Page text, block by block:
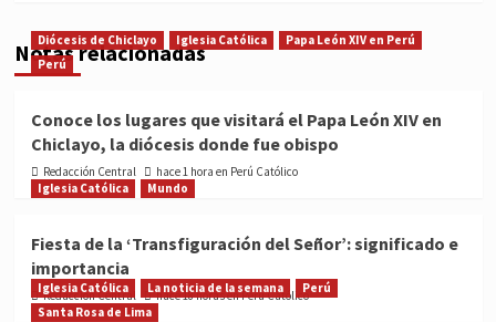
Notas relacionadas
Diócesis de Chiclayo Iglesia Católica
Papa León XIV en Perú
Perú
Conoce los lugares que visitará el Papa León XIV en
Chiclayo, la diócesis donde fue obispo
Redacción Central
hace 1 hora en Perú Católico
Iglesia Católica
Mundo
Fiesta de la ‘Transfiguración del Señor’: significado e
importancia
Redacción Central hace 18 horas en Perú Católico
Iglesia Católica La noticia de la semana
Perú
Santa Rosa de Lima